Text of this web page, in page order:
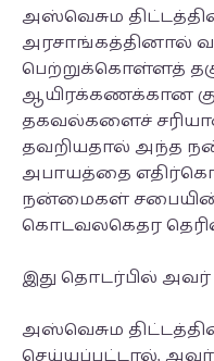
அஸ்வெசும
அரசாங்கத்தினால்
பெற்றுக்கொள்ளத்
ஆயிரக்கணக்கான
தகவல்களைச் சரியான
தவறியதால் அந்த
அபாயத்தை
நன்மைகள்
கொடவலகெதர
இது தொடர்பில் அவர்
அஸ்வெசும